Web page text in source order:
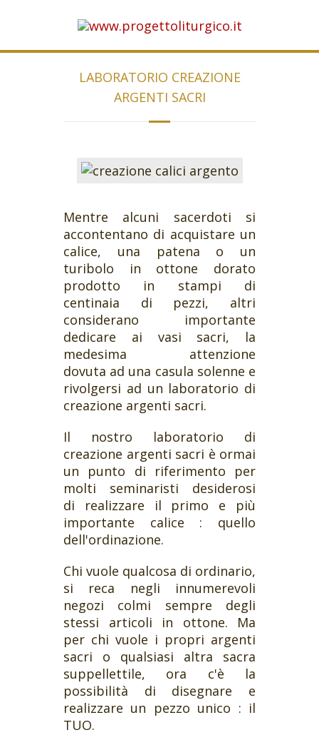
LABORATORIO CREAZIONE
ARGENTI SACRI
Mentre alcuni sacerdoti si
accontentano di acquistare un
calice, una patena o un
turibolo in ottone dorato
prodotto in stampi di
centinaia di pezzi, altri
considerano importante
dedicare ai vasi sacri, la
medesima attenzione
dovuta ad una casula solenne e
rivolgersi ad un laboratorio di
creazione argenti sacri.
Il nostro laboratorio di
creazione argenti sacri è ormai
un punto di riferimento per
molti seminaristi desiderosi
di realizzare il primo e più
importante calice : quello
dell'ordinazione.
Chi vuole qualcosa di ordinario,
si reca negli innumerevoli
negozi colmi sempre degli
stessi articoli in ottone. Ma
per chi vuole i propri argenti
sacri o qualsiasi altra sacra
suppellettile, ora c'è la
possibilità di disegnare e
realizzare un pezzo unico : il
TUO.